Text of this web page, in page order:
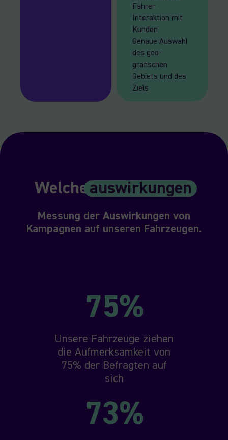
Fahrer
Interaktion mit
Kunden
Genaue Auswahl
des geo-
grafischen
Gebiets und des
Ziels
Welche auswirkungen
Messung der Auswirkungen von
Kampagnen auf unseren Fahrzeugen.
75%
Unsere Fahrzeuge ziehen
die Aufmerksamkeit von
75% der Befragten auf
sich
73%